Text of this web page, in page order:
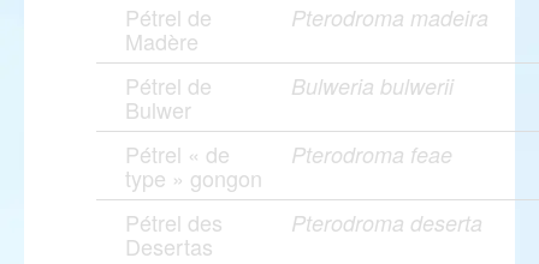
Pétrel de
Madère
Pterodroma madeira
Pétrel de
Bulwer
Bulweria bulwerii
Pétrel « de
type » gongon
Pterodroma feae
Pétrel des
Desertas
Pterodroma deserta